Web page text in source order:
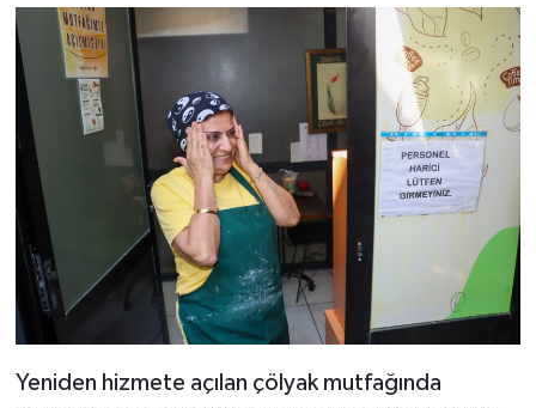
Yeniden hizmete açılan çölyak mutfağında